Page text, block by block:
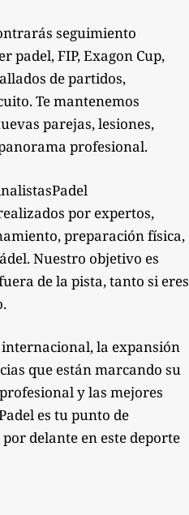
seguimiento
padel, FIP, Exagon Cup,
de partidos,
Te mantenemos
parejas, lesiones,
profesional.
por expertos,
preparación física,
Nuestro objetivo es
de la pista, tanto si eres
la expansión
que están marcando su
y las mejores
es tu punto de
delante en este deporte